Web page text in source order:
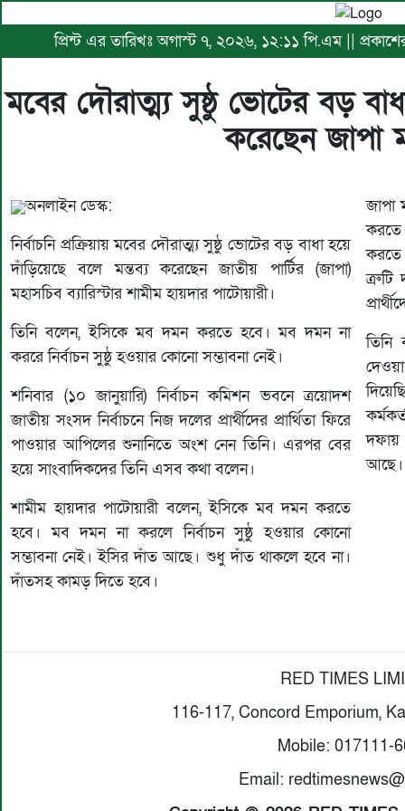
প্রিন্ট এর তারিখঃ অগাস্ট ৭, ২০২৬, ১২:১১ পি.এম ||
মবের দৌরাত্ম্য সুষ্ঠু ভোটের বড়
করেছেন জাপা
অনলাইন ডেস্ক:
নির্বাচনি প্রক্রিয়ায় মবের দৌরাত্ম্য সুষ্ঠু ভোটের বড় বাধা হয়ে
দাঁড়িয়েছে বলে মন্তব্য করেছেন জাতীয় পার্টির (জাপা)
মহাসচিব ব্যারিস্টার শামীম হায়দার পাটোয়ারী।
তিনি বলেন, ইসিকে মব দমন করতে হবে। মব দমন না
কররে নির্বাচন সুষ্ঠু হওয়ার কোনো সম্ভাবনা নেই।
শনিবার (১০ জানুয়ারি) নির্বাচন কমিশন ভবনে ত্রয়োদশ
জাতীয় সংসদ নির্বাচনে নিজ দলের প্রার্থীদের প্রার্থিতা ফিরে
পাওয়ার আপিলের শুনানিতে অংশ নেন তিনি। এরপর বের
হয়ে সাংবাদিকদের তিনি এসব কথা বলেন।
শামীম হায়দার পাটোয়ারী বলেন, ইসিকে মব দমন করতে
হবে। মব দমন না করলে নির্বাচন সুষ্ঠু হওয়ার কোনো
সম্ভাবনা নেই। ইসির দাঁত আছে। শুধু দাঁত থাকলে হবে না।
দাঁতসহ কামড় দিতে হবে।
জাপা
করতে
করতে
ত্রুটি
দফায়
আছে।
RED TIMES
116-117, Concord Emporium,
Mobile: 017111-
Email: